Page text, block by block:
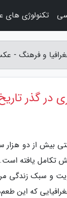
و فرهنگ -
در گذر
بیش از دو
تکامل یافته
هویت و سبک
که این
تکنولوژی های